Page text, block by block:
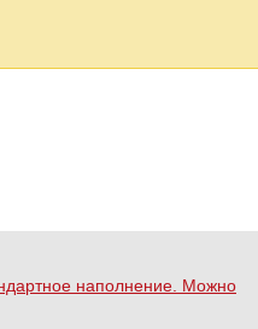
наполнение. Можно